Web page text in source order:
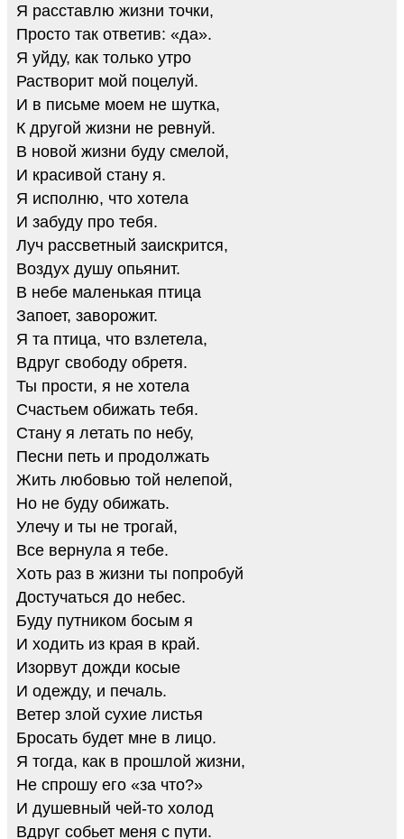
Я расставлю жизни точки,
Просто так ответив: «да».
Я уйду, как только утро
Растворит мой поцелуй.
И в письме моем не шутка,
К другой жизни не ревнуй.
В новой жизни буду смелой,
И красивой стану я.
Я исполню, что хотела
И забуду про тебя.
Луч рассветный заискрится,
Воздух душу опьянит.
В небе маленькая птица
Запоет, заворожит.
Я та птица, что взлетела,
Вдруг свободу обретя.
Ты прости, я не хотела
Счастьем обижать тебя.
Стану я летать по небу,
Песни петь и продолжать
Жить любовью той нелепой,
Но не буду обижать.
Улечу и ты не трогай,
Все вернула я тебе.
Хоть раз в жизни ты попробуй
Достучаться до небес.
Буду путником босым я
И ходить из края в край.
Изорвут дожди косые
И одежду, и печаль.
Ветер злой сухие листья
Бросать будет мне в лицо.
Я тогда, как в прошлой жизни,
Не спрошу его «за что?»
И душевный чей-то холод
Вдруг собьет меня с пути.